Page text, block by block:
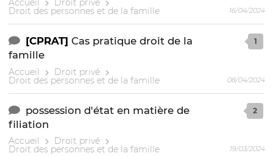
Accueil Droit privé
Droit des personnes et de la famille 16/04/2024
[CPRAT] Cas pratique droit de la
famille
Accueil Droit privé
Droit des personnes et de la famille
1
08/04/2024
possession d'état en matière de
filiation
Accueil Droit privé
Droit des personnes et de la famille
2
19/03/2024